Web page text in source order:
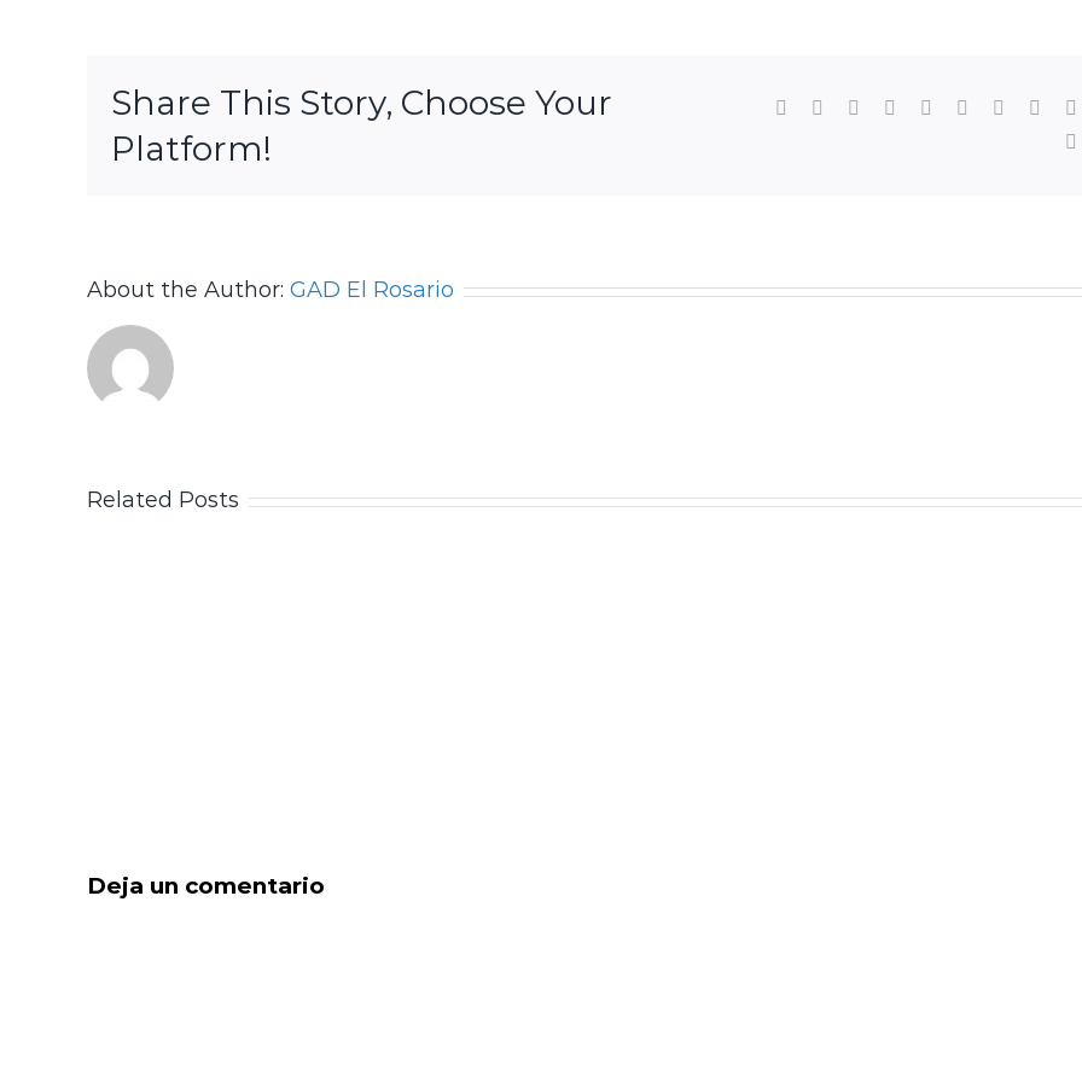
Share This Story, Choose Your
Platform!
Facebook
TwitterLinkedIn
Reddit WhatsApp
TumblrPinterest
About the Author: GAD El Rosario
Related Posts
Deja un comentario